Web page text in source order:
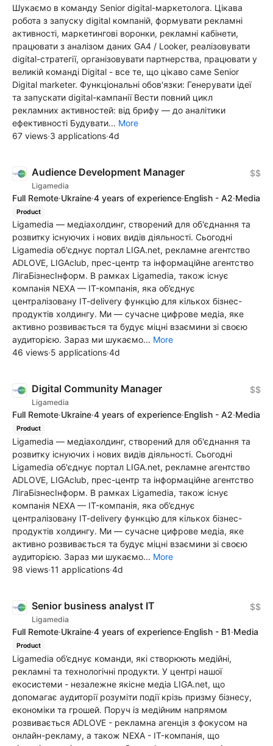
Шукаємо в команду Senior digital-маркетолога. Цікава
робота з запуску digital компаній, формувати рекламні
активності, маркетингові воронки, рекламні кабінети,
працювати з аналізом даних GA4 / Looker, реалізовувати
digital-стратегії, організовувати партнерства, працювати у
великій команді Digital - все те, що цікаво саме Senior
Digital marketer. Функціональні обов'язки: Генерувати ідеї
та запускати digital-кампанії Вести повний цикл
рекламних активностей: від брифу — до аналітики
ефективності Будувати... More
67 views·3 applications·4d
Audience Development Manager
Ligamedia
$$
Full Remote·Ukraine·4 years of experience·English - A2·Media
Product
Ligamedia — медіахолдинг, створений для об'єднання та
розвитку існуючих і нових видів діяльності. Сьогодні
Ligamedia об'єднує портал LIGA.net, рекламне агентство
ADLOVE, LIGAclub, прес-центр та інформаційне агентство
ЛігаБізнесІнформ. В рамках Ligamedia, також існує
компанія NEXA — IT-компанія, яка об’єднує
централізовану IT-delivery функцію для кількох бізнес-
продуктів холдингу. Ми — сучасне цифрове медіа, яке
активно розвивається та будує міцні взаємини зі своєю
аудиторією. Зараз ми шукаємо... More
46 views·5 applications·4d
Digital Сommunity Manager
Ligamedia
$$
Full Remote·Ukraine·4 years of experience·English - A2·Media
Product
Ligamedia — медіахолдинг, створений для об'єднання та
розвитку існуючих і нових видів діяльності. Сьогодні
Ligamedia об'єднує портал LIGA.net, рекламне агентство
ADLOVE, LIGAclub, прес-центр та інформаційне агентство
ЛігаБізнесІнформ. В рамках Ligamedia, також існує
компанія NEXA — IT-компанія, яка об’єднує
централізовану IT-delivery функцію для кількох бізнес-
продуктів холдингу. Ми — сучасне цифрове медіа, яке
активно розвивається та будує міцні взаємини зі своєю
аудиторією. Зараз ми шукаємо... More
98 views·11 applications·4d
Senior business analyst IT
Ligamedia
$$
Full Remote·Ukraine·4 years of experience·English - B1·Media
Product
Ligamedia об’єднує команди, які створюють медійні,
рекламні та технологічні продукти. У центрі нашої
екосистеми - незалежне якісне медіа LIGA.net, що
допомагає аудиторії розуміти події крізь призму бізнесу,
економіки та грошей. Поруч із медійним напрямом
розвивається ADLOVE - рекламна агенція з фокусом на
онлайн-рекламу, а також NEXA - IT-компанія, що